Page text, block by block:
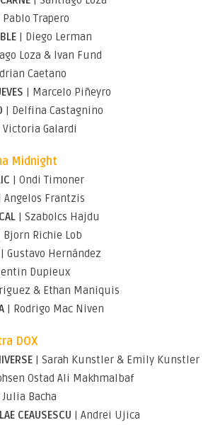
Pablo Trapero
| Diego Lerman
Loza & Ivan Fund
Caetano
| Marcelo Piñeyro
| Delfina Castagnino
Victoria Galardi
Midnight
| Ondi Timoner
Angelos Frantzis
| Szabolcs Hajdu
Bjorn Richie Lob
Gustavo Hernández
Dupieux
& Ethan Maniquis
| Rodrigo Mac Niven
DOX
| Sarah Kunstler & Emily Kunstler
Ostad Ali Makhmalbaf
Julia Bacha
CEAUSESCU | Andrei Ujica